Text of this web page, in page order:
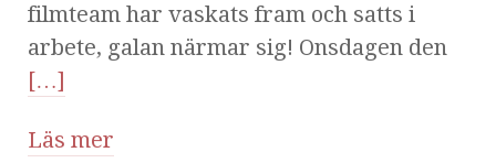
filmteam har vaskats fram och satts i
arbete, galan närmar sig! Onsdagen den
[…]
Läs mer